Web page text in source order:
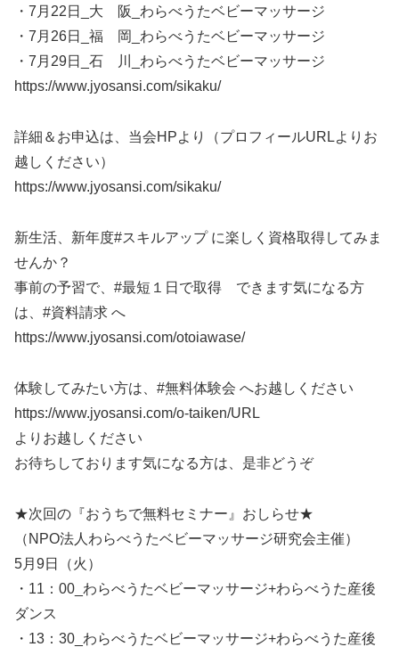
・7月22日_大 阪_わらべうたベビーマッサージ
・7月26日_福 岡_わらべうたベビーマッサージ
・7月29日_石 川_わらべうたベビーマッサージ
https://www.jyosansi.com/sikaku/
詳細＆お申込は、当会HPより（プロフィールURLよりお
越しください）
https://www.jyosansi.com/sikaku/
新生活、新年度#スキルアップ に楽しく資格取得してみま
せんか？
事前の予習で、#最短１日で取得 できます気になる方
は、#資料請求 へ
https://www.jyosansi.com/otoiawase/
体験してみたい方は、#無料体験会 へお越しください
https://www.jyosansi.com/o-taiken/URL
よりお越しください
お待ちしております気になる方は、是非どうぞ
★次回の『おうちで無料セミナー』おしらせ★
（NPO法人わらべうたベビーマッサージ研究会主催）
5月9日（火）
・11：00_わらべうたベビーマッサージ+わらべうた産後
ダンス
・13：30_わらべうたベビーマッサージ+わらべうた産後